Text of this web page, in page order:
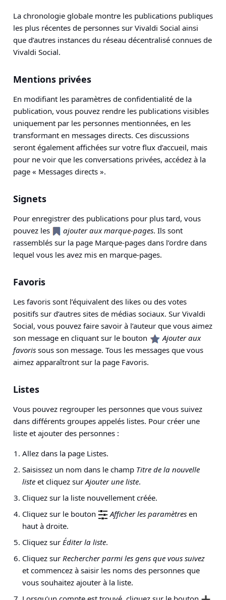
La chronologie globale montre les publications publiques
les plus récentes de personnes sur Vivaldi Social ainsi
que d’autres instances du réseau décentralisé connues de
Vivaldi Social.
Mentions privées
En modifiant les paramètres de confidentialité de la
publication, vous pouvez rendre les publications visibles
uniquement par les personnes mentionnées, en les
transformant en messages directs. Ces discussions
seront également affichées sur votre flux d’accueil, mais
pour ne voir que les conversations privées, accédez à la
page « Messages directs ».
Signets
Pour enregistrer des publications pour plus tard, vous
pouvez les
ajouter aux marque-pages. Ils sont
rassemblés sur la page Marque-pages dans l’ordre dans
lequel vous les avez mis en marque-pages.
Favoris
Les favoris sont l’équivalent des likes ou des votes
positifs sur d’autres sites de médias sociaux. Sur Vivaldi
Social, vous pouvez faire savoir à l’auteur que vous aimez
son message en cliquant sur le bouton
Ajouter aux
favoris sous son message. Tous les messages que vous
aimez apparaîtront sur la page Favoris.
Listes
Vous pouvez regrouper les personnes que vous suivez
dans différents groupes appelés listes. Pour créer une
liste et ajouter des personnes :
Allez dans la page Listes.
Saisissez un nom dans le champ Titre de la nouvelle
liste et cliquez surAjouter une liste.
Cliquez sur la liste nouvellement créée.
Cliquez sur le bouton
Afficher les paramètres en
haut à droite.
Cliquez sur Éditer la liste.
Cliquez sur Rechercher parmi les gens que vous suivez
et commencez à saisir les noms des personnes que
vous souhaitez ajouter à la liste.